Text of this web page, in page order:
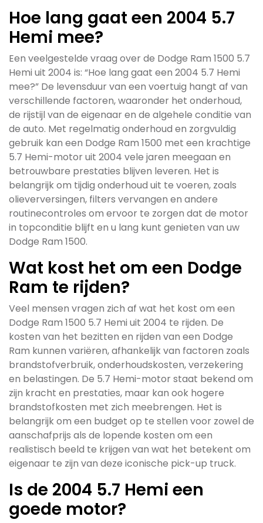
Hoe lang gaat een 2004 5.7
Hemi mee?
Een veelgestelde vraag over de Dodge Ram 1500 5.7
Hemi uit 2004 is: “Hoe lang gaat een 2004 5.7 Hemi
mee?” De levensduur van een voertuig hangt af van
verschillende factoren, waaronder het onderhoud,
de rijstijl van de eigenaar en de algehele conditie van
de auto. Met regelmatig onderhoud en zorgvuldig
gebruik kan een Dodge Ram 1500 met een krachtige
5.7 Hemi-motor uit 2004 vele jaren meegaan en
betrouwbare prestaties blijven leveren. Het is
belangrijk om tijdig onderhoud uit te voeren, zoals
olieverversingen, filters vervangen en andere
routinecontroles om ervoor te zorgen dat de motor
in topconditie blijft en u lang kunt genieten van uw
Dodge Ram 1500.
Wat kost het om een Dodge
Ram te rijden?
Veel mensen vragen zich af wat het kost om een
Dodge Ram 1500 5.7 Hemi uit 2004 te rijden. De
kosten van het bezitten en rijden van een Dodge
Ram kunnen variëren, afhankelijk van factoren zoals
brandstofverbruik, onderhoudskosten, verzekering
en belastingen. De 5.7 Hemi-motor staat bekend om
zijn kracht en prestaties, maar kan ook hogere
brandstofkosten met zich meebrengen. Het is
belangrijk om een budget op te stellen voor zowel de
aanschafprijs als de lopende kosten om een
realistisch beeld te krijgen van wat het betekent om
eigenaar te zijn van deze iconische pick-up truck.
Is de 2004 5.7 Hemi een
goede motor?